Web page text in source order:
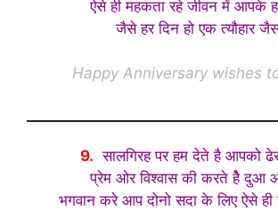
ऐसे ही महकता रहे जीवन में आपके
जैसे हर दिन हो एक त्यौहार
Happy Anniversary wishes
9. सालगिरह पर हम देते है आपको
प्रेम ओर विश्वास की करते हैे दुआ
भगवान करे आप दोनो सदा के लिए ऐसे